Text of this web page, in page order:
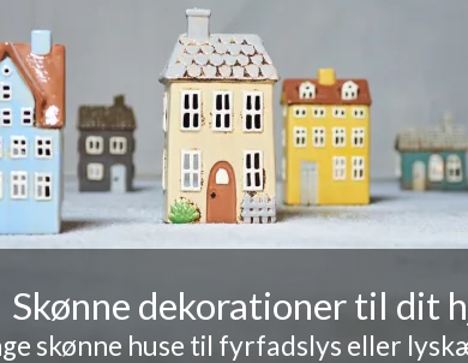
Skønne dekorationer til dit
skønne huse til fyrfadslys eller